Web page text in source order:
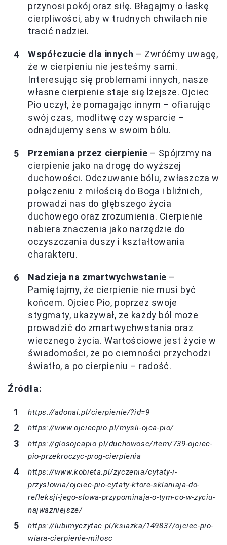
przynosi pokój oraz siłę. Błagajmy o łaskę
cierpliwości, aby w trudnych chwilach nie
tracić nadziei.
Współczucie dla innych – Zwróćmy uwagę,
że w cierpieniu nie jesteśmy sami.
Interesując się problemami innych, nasze
własne cierpienie staje się lżejsze. Ojciec
Pio uczył, że pomagając innym – ofiarując
swój czas, modlitwę czy wsparcie –
odnajdujemy sens w swoim bólu.
Przemiana przez cierpienie – Spójrzmy na
cierpienie jako na drogę do wyższej
duchowości. Odczuwanie bólu, zwłaszcza w
połączeniu z miłością do Boga i bliźnich,
prowadzi nas do głębszego życia
duchowego oraz zrozumienia. Cierpienie
nabiera znaczenia jako narzędzie do
oczyszczania duszy i kształtowania
charakteru.
Nadzieja na zmartwychwstanie –
Pamiętajmy, że cierpienie nie musi być
końcem. Ojciec Pio, poprzez swoje
stygmaty, ukazywał, że każdy ból może
prowadzić do zmartwychwstania oraz
wiecznego życia. Wartościowe jest życie w
świadomości, że po ciemności przychodzi
światło, a po cierpieniu – radość.
Źródła:
https://adonai.pl/cierpienie/?id=9
https://www.ojciecpio.pl/mysli-ojca-pio/
https://glosojcapio.pl/duchowosc/item/739-ojciec-
pio-przekroczyc-prog-cierpienia
https://www.kobieta.pl/zyczenia/cytaty-i-
przyslowia/ojciec-pio-cytaty-ktore-sklaniaja-do-
refleksji-jego-slowa-przypominaja-o-tym-co-w-zyciu-
najwazniejsze/
https://lubimyczytac.pl/ksiazka/149837/ojciec-pio-
wiara-cierpienie-milosc